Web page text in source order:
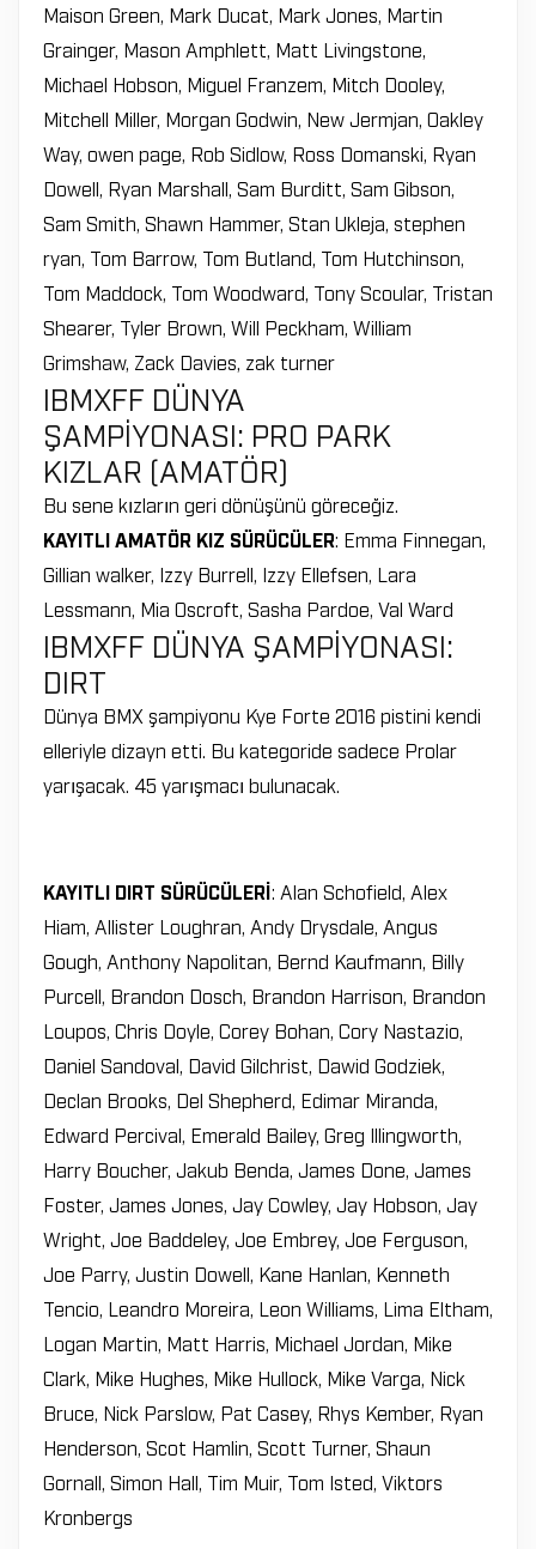
Maison Green, Mark Ducat, Mark Jones, Martin
Grainger, Mason Amphlett, Matt Livingstone,
Michael Hobson, Miguel Franzem, Mitch Dooley,
Mitchell Miller, Morgan Godwin, New Jermjan, Oakley
Way, owen page, Rob Sidlow, Ross Domanski, Ryan
Dowell, Ryan Marshall, Sam Burditt, Sam Gibson,
Sam Smith, Shawn Hammer, Stan Ukleja, stephen
ryan, Tom Barrow, Tom Butland, Tom Hutchinson,
Tom Maddock, Tom Woodward, Tony Scoular, Tristan
Shearer, Tyler Brown, Will Peckham, William
Grimshaw, Zack Davies, zak turner
IBMXFF DÜNYA
ŞAMPİYONASI: PRO PARK
KIZLAR (AMATÖR)
Bu sene kızların geri dönüşünü göreceğiz.
KAYITLI AMATÖR KIZ SÜRÜCÜLER: Emma Finnegan,
Gillian walker, Izzy Burrell, Izzy Ellefsen, Lara
Lessmann, Mia Oscroft, Sasha Pardoe, Val Ward
IBMXFF DÜNYA ŞAMPİYONASI:
DIRT
Dünya BMX şampiyonu Kye Forte 2016 pistini kendi
elleriyle dizayn etti. Bu kategoride sadece Prolar
yarışacak. 45 yarışmacı bulunacak.
KAYITLI DIRT SÜRÜCÜLERİ: Alan Schofield, Alex
Hiam, Allister Loughran, Andy Drysdale, Angus
Gough, Anthony Napolitan, Bernd Kaufmann, Billy
Purcell, Brandon Dosch, Brandon Harrison, Brandon
Loupos, Chris Doyle, Corey Bohan, Cory Nastazio,
Daniel Sandoval, David Gilchrist, Dawid Godziek,
Declan Brooks, Del Shepherd, Edimar Miranda,
Edward Percival, Emerald Bailey, Greg Illingworth,
Harry Boucher, Jakub Benda, James Done, James
Foster, James Jones, Jay Cowley, Jay Hobson, Jay
Wright, Joe Baddeley, Joe Embrey, Joe Ferguson,
Joe Parry, Justin Dowell, Kane Hanlan, Kenneth
Tencio, Leandro Moreira, Leon Williams, Lima Eltham,
Logan Martin, Matt Harris, Michael Jordan, Mike
Clark, Mike Hughes, Mike Hullock, Mike Varga, Nick
Bruce, Nick Parslow, Pat Casey, Rhys Kember, Ryan
Henderson, Scot Hamlin, Scott Turner, Shaun
Gornall, Simon Hall, Tim Muir, Tom Isted, Viktors
Kronbergs